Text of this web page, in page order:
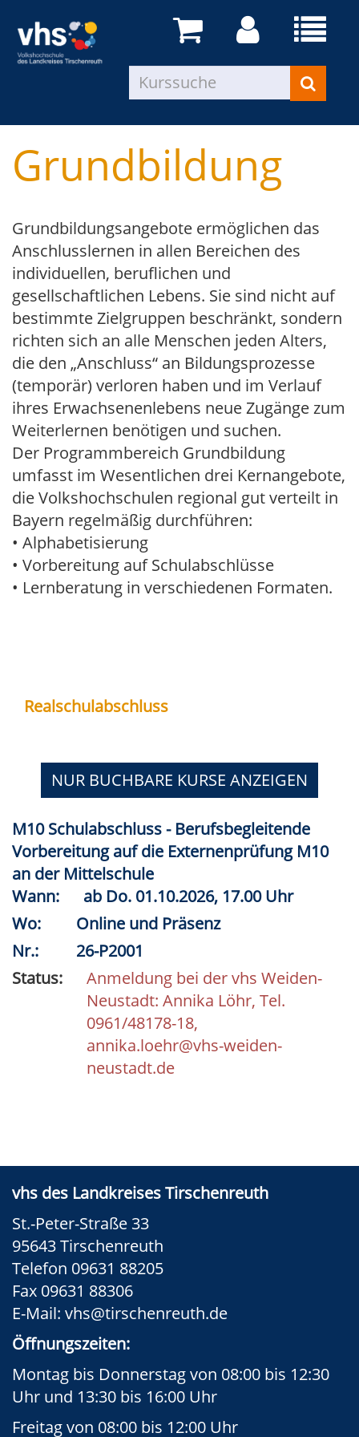
Grundbildung
Grundbildungsangebote ermöglichen das
Anschlusslernen in allen Bereichen des
individuellen, beruflichen und
gesellschaftlichen Lebens. Sie sind nicht auf
bestimmte Zielgruppen beschränkt, sondern
richten sich an alle Menschen jeden Alters,
die den „Anschluss“ an Bildungsprozesse
(temporär) verloren haben und im Verlauf
ihres Erwachsenenlebens neue Zugänge zum
Weiterlernen benötigen und suchen.
Der Programmbereich Grundbildung
umfasst im Wesentlichen drei Kernangebote,
die Volkshochschulen regional gut verteilt in
Bayern regelmäßig durchführen:
• Alphabetisierung
• Vorbereitung auf Schulabschlüsse
• Lernberatung in verschiedenen Formaten.
Realschulabschluss
NUR BUCHBARE KURSE ANZEIGEN
M10 Schulabschluss - Berufsbegleitende
Vorbereitung auf die Externenprüfung M10
an der Mittelschule
Wann:
ab Do. 01.10.2026, 17.00 Uhr
Wo:
Online und Präsenz
Nr.:
26-P2001
Status:
Anmeldung bei der vhs Weiden-
Neustadt: Annika Löhr, Tel.
0961/48178-18,
annika.loehr@vhs-weiden-
neustadt.de
vhs des Landkreises Tirschenreuth
St.-Peter-Straße 33
95643 Tirschenreuth
Telefon 09631 88205
Fax 09631 88306
E-Mail: vhs@tirschenreuth.de
Öffnungszeiten:
Montag bis Donnerstag von 08:00 bis 12:30
Uhr und 13:30 bis 16:00 Uhr
Freitag von 08:00 bis 12:00 Uhr